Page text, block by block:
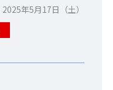
2025年5月17日（土）